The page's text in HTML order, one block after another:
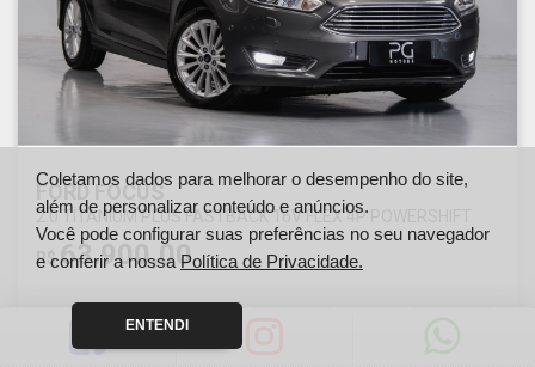
FORD FOCUS
2.0 TITANIUM PLUS FASTBACK 16V FLEX 4P POWERSHIFT
R$63.900,00
Ano
2018
Coletamos dados para melhorar o desempenho do site,
além de personalizar conteúdo e anúncios.
Você pode configurar suas preferências no seu navegador
e conferir a nossa Política de Privacidade.
ENTENDI